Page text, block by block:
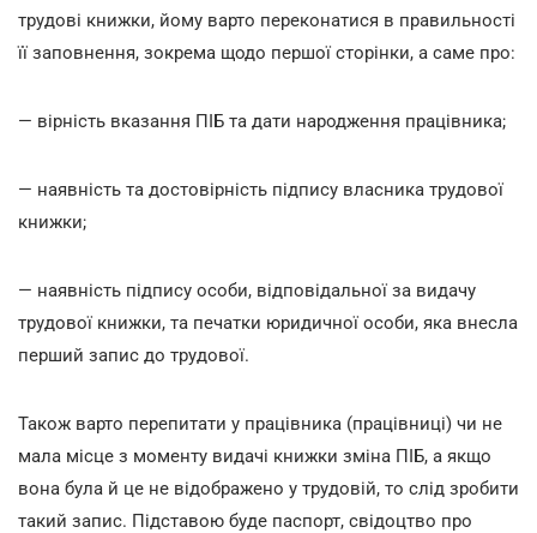
трудові книжки, йому варто переконатися в правильності
її заповнення, зокрема щодо першої сторінки, а саме про:
— вірність вказання ПІБ та дати народження працівника;
— наявність та достовірність підпису власника трудової
книжки;
— наявність підпису особи, відповідальної за видачу
трудової книжки, та печатки юридичної особи, яка внесла
перший запис до трудової.
Також варто перепитати у працівника (працівниці) чи не
мала місце з моменту видачі книжки зміна ПІБ, а якщо
вона була й це не відображено у трудовій, то слід зробити
такий запис. Підставою буде паспорт, свідоцтво про